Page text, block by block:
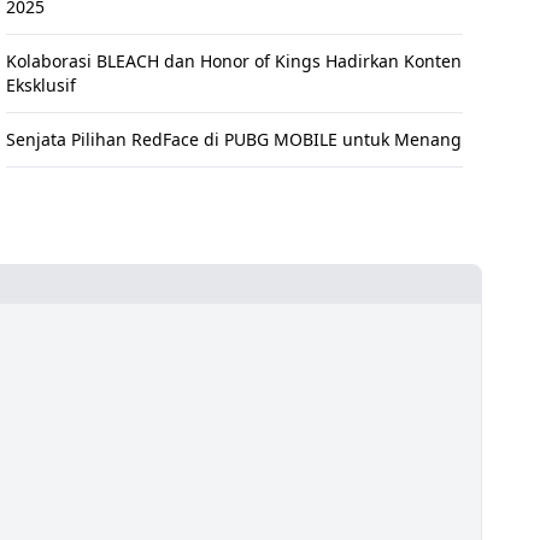
2025
Kolaborasi BLEACH dan Honor of Kings Hadirkan Konten
Eksklusif
Senjata Pilihan RedFace di PUBG MOBILE untuk Menang